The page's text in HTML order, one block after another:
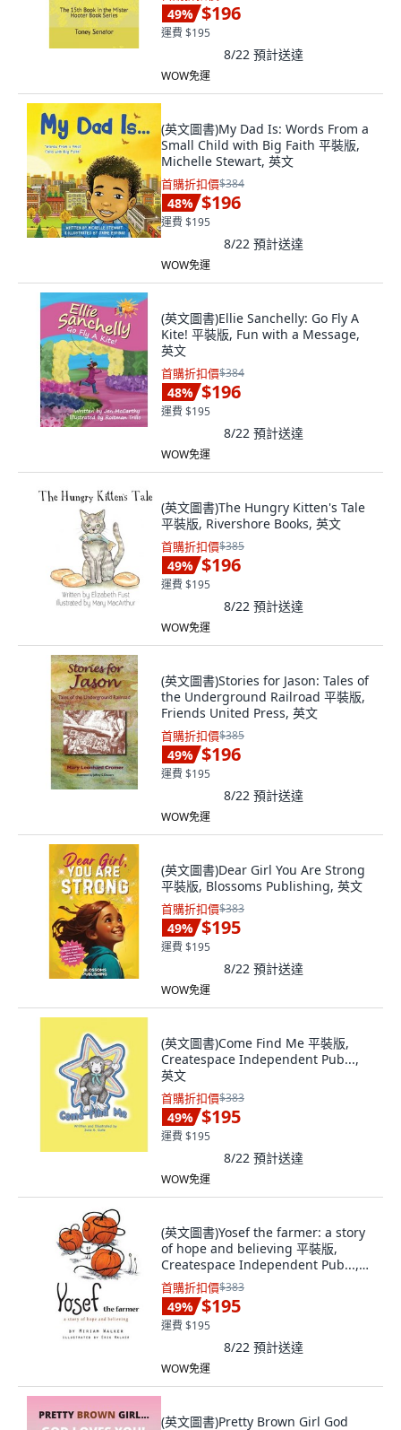
49% $196
運費 $195
8/22 預計送達
WOW免運
(英文圖書)My Dad Is: Words From a
Small Child with Big Faith 平裝版,
Michelle Stewart, 英文
首購折扣價$384
48% $196
運費 $195
8/22 預計送達
WOW免運
(英文圖書)Ellie Sanchelly: Go Fly A
Kite! 平裝版, Fun with a Message,
英文
首購折扣價$384
48% $196
運費 $195
8/22 預計送達
WOW免運
(英文圖書)The Hungry Kitten's Tale
平裝版, Rivershore Books, 英文
首購折扣價$385
49% $196
運費 $195
8/22 預計送達
WOW免運
(英文圖書)Stories for Jason: Tales of
the Underground Railroad 平裝版,
Friends United Press, 英文
首購折扣價$385
49% $196
運費 $195
8/22 預計送達
WOW免運
(英文圖書)Dear Girl You Are Strong
平裝版, Blossoms Publishing, 英文
首購折扣價$383
49% $195
運費 $195
8/22 預計送達
WOW免運
(英文圖書)Come Find Me 平裝版,
Createspace Independent Pub...,
英文
首購折扣價$383
49% $195
運費 $195
8/22 預計送達
WOW免運
(英文圖書)Yosef the farmer: a story
of hope and believing 平裝版,
Createspace Independent Pub...,
英文
首購折扣價$383
49% $195
運費 $195
8/22 預計送達
WOW免運
(英文圖書)Pretty Brown Girl God